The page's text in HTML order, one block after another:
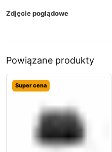
Zdjęcie poglądowe
Powiązane produkty
Super cena